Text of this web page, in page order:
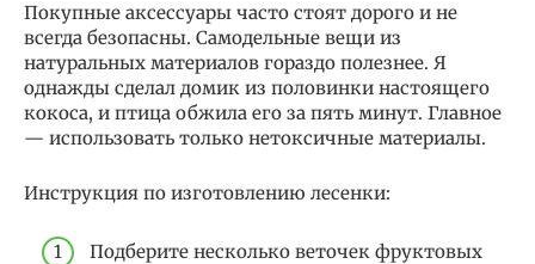
Покупные аксессуары часто стоят дорого и не
всегда безопасны. Самодельные вещи из
натуральных материалов гораздо полезнее. Я
однажды сделал домик из половинки настоящего
кокоса, и птица обжила его за пять минут. Главное
— использовать только нетоксичные материалы.
Инструкция по изготовлению лесенки:
Подберите несколько веточек фруктовых